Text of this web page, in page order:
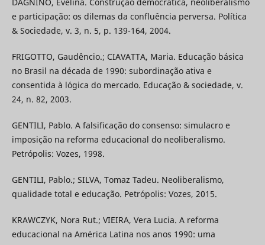
e participação: os dilemas da confluência perversa. Política
& Sociedade, v. 3, n. 5, p. 139-164, 2004.
FRIGOTTO, Gaudêncio.; CIAVATTA, Maria. Educação básica
no Brasil na década de 1990: subordinação ativa e
consentida à lógica do mercado. Educação & sociedade, v.
24, n. 82, 2003.
GENTILI, Pablo. A falsificação do consenso: simulacro e
imposição na reforma educacional do neoliberalismo.
Petrópolis: Vozes, 1998.
GENTILI, Pablo.; SILVA, Tomaz Tadeu. Neoliberalismo,
qualidade total e educação. Petrópolis: Vozes, 2015.
KRAWCZYK, Nora Rut.; VIEIRA, Vera Lucia. A reforma
educacional na América Latina nos anos 1990: uma